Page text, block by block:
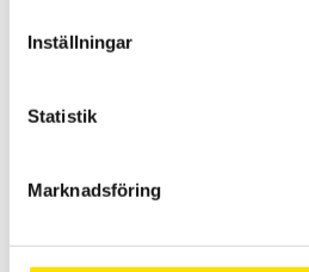
Inställningar
Statistik
Marknadsföring
Originalbatteri för Chauvin-Arnoux
3,320.00